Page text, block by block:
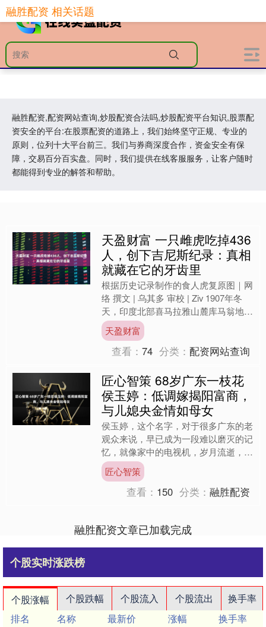
融胜配资,配资网站查询,炒股配资合法吗,炒股配资平台知识,股票配
资安全的平台:在股票配资的道路上，我们始终坚守正规、专业的
原则，位列十大平台前三。我们与券商深度合作，资金安全有保
障，交易百分百实盘。同时，我们提供在线客服服务，让客户随时
都能得到专业的解答和帮助。
融胜配资 相关话题
天盈财富 一只雌虎吃掉436
人，创下吉尼斯纪录：真相
就藏在它的牙齿里
根据历史记录制作的食人虎复原图｜网
络 撰文 | 乌其多 审校 | Ziv 1907年冬
天，印度北部喜马拉雅山麓库马翁地区
的村庄里，近300名男子正屏住呼吸，
举着....
天盈财富
查看：74 分类：配资网站查询
匠心智策 68岁广东一枝花
侯玉婷：低调嫁揭阳富商，
与儿媳央金情如母女
侯玉婷，这个名字，对于很多广东的老
观众来说，早已成为一段难以磨灭的记
忆，就像家中的电视机，岁月流逝，它
始终存在，挥之不去。虽然她生于北
京，骨子里却流淌着北方人的....
匠心智策
查看： 150 分类：融胜配资
融胜配资文章已加载完成
个股实时涨跌榜
个股涨幅 个股跌幅 个股流入 个股流出
换手率
排名
名称 最新价 涨幅
换手率